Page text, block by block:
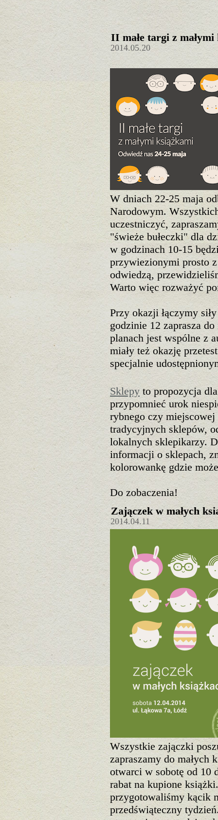
II małe targi z
2014.05.20
W dniach 22-25 maja
Narodowym.
uczestniczyć,
"świeże bułeczki" dla
w godzinach 10-15
przywiezionymi prosto
odwiedzą,
Warto więc rozważyć
Przy okazji łączymy
godzinie 12 zaprasza
planach jest wspólne z
miały też okazję
specjalnie
Sklepy to propozycja
przypomnieć urok
rybnego czy
tradycyjnych sklepów,
lokalnych sklepikarzy.
informacji o sklepach,
kolorowankę gdzie
Do zobaczenia!
Zajączek w małych
2014.04.11
Wszystkie zajączki
zapraszamy do
otwarci w sobotę od 10
rabat na kupione
przygotowaliśmy kącik
przedświąteczny